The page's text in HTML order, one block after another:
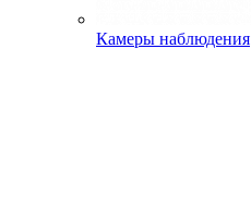
Камеры наблюдения